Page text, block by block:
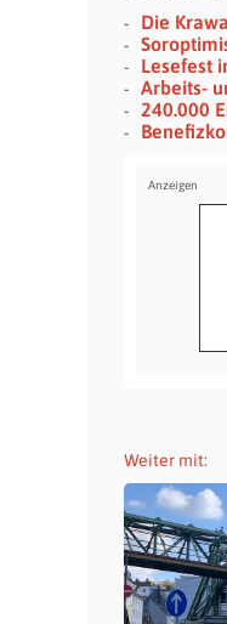
Die
Lesefest
Arbeits-
240.000
Weiter mit: